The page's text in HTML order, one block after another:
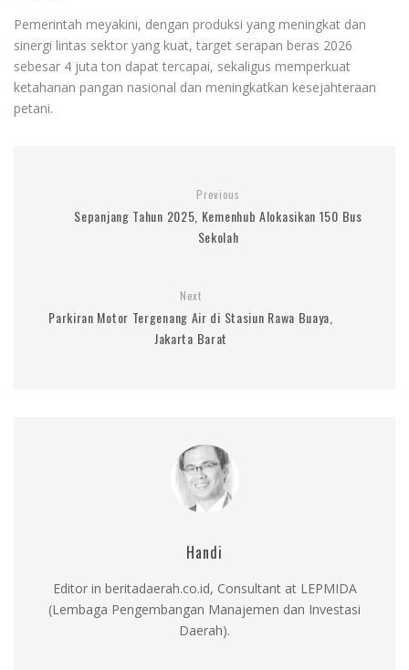
Pemerintah meyakini, dengan produksi yang meningkat dan
sinergi lintas sektor yang kuat, target serapan beras 2026
sebesar 4 juta ton dapat tercapai, sekaligus memperkuat
ketahanan pangan nasional dan meningkatkan kesejahteraan
petani.
Previous
Sepanjang Tahun 2025, Kemenhub Alokasikan 150 Bus
Sekolah
Next
Parkiran Motor Tergenang Air di Stasiun Rawa Buaya,
Jakarta Barat
Handi
Editor in beritadaerah.co.id, Consultant at LEPMIDA
(Lembaga Pengembangan Manajemen dan Investasi
Daerah).